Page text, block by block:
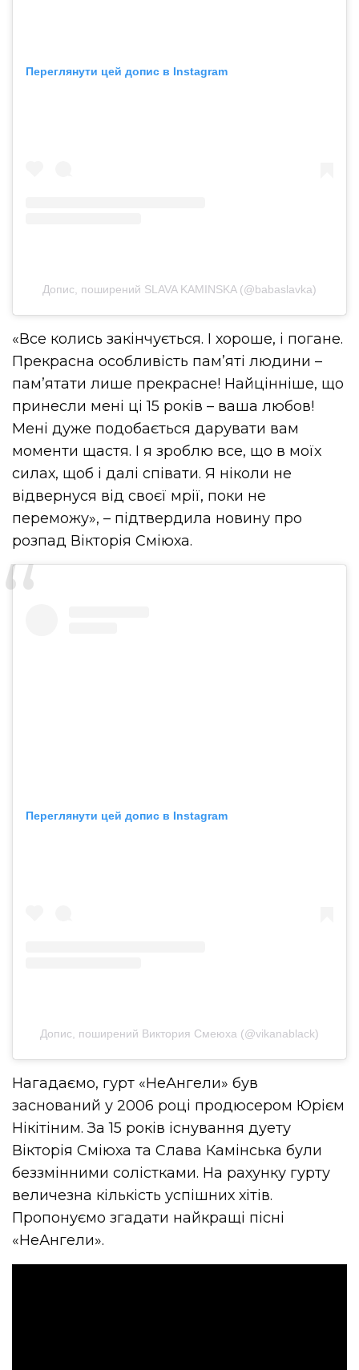
Переглянути цей допис в Instagram
Допис, поширений SLAVA KAMINSKA (@babaslavka)
«Все колись закінчується. І хороше, і погане.
Прекрасна особливість пам’яті людини –
пам’ятати лише прекрасне! Найцінніше, що
принесли мені ці 15 років – ваша любов!
Мені дуже подобається дарувати вам
моменти щастя. І я зроблю все, що в моїх
силах, щоб і далі співати. Я ніколи не
відвернуся від своєї мрії, поки не
переможу», – підтвердила новину про
розпад Вікторія Сміюха.
Переглянути цей допис в Instagram
Допис, поширений Виктория Смеюха (@vikanablack)
Нагадаємо, гурт «НеАнгели» був
заснований у 2006 році продюсером Юрієм
Нікітіним. За 15 років існування дуету
Вікторія Сміюха та Слава Камінська були
беззмінними солістками. На рахунку гурту
величезна кількість успішних хітів.
Пропонуємо згадати найкращі пісні
«НеАнгели».